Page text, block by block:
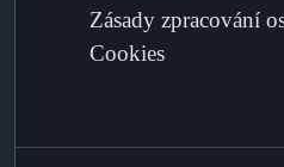
Zásady zpracování
Cookies